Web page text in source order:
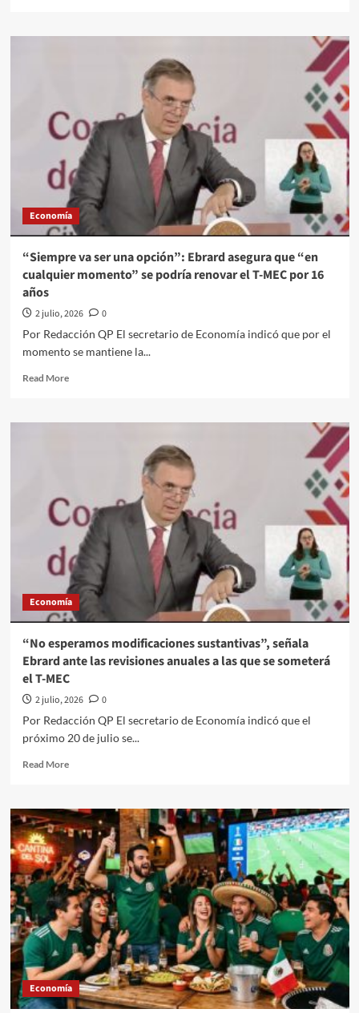
El
Alberto
Prado
Angeles///Trabajos
que
no
se
sienten
Economía
“Siempre va ser una opción”: Ebrard asegura que “en
cualquier momento” se podría renovar el T-MEC por 16
años
2 julio, 2026
0
Por Redacción QP El secretario de Economía indicó que por el
momento se mantiene la...
Read MoreRead
“Siempre
Ebrard
asegura
que
“en
cualquier
momento”
se
podría
renovar
T-
MEC
por
16
Economía
“No esperamos modificaciones sustantivas”, señala
Ebrard ante las revisiones anuales a las que se someterá
el T-MEC
2 julio, 2026
0
Por Redacción QP El secretario de Economía indicó que el
próximo 20 de julio se...
Read MoreRead
“No
esperamos
modificaciones
sustantivas”,
señala
Ebrard
ante
las
revisiones
anuales
a
las
que
se
Economía